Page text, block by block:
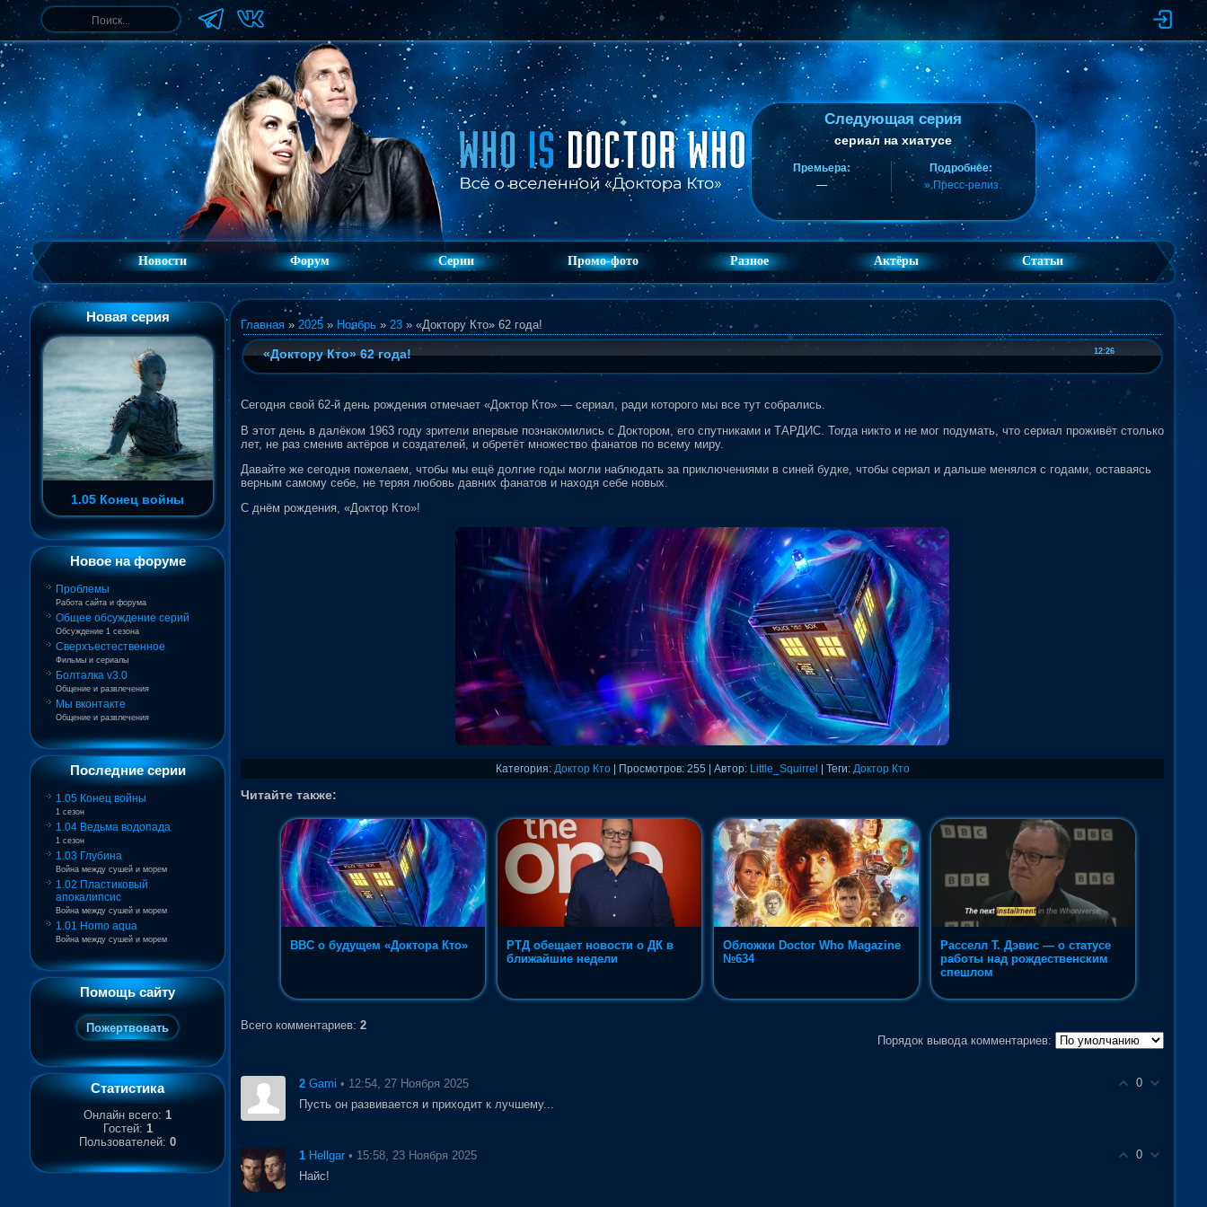
Следующая серия
сериал на хиатусе
Премьера:
—
Подробнее:
» Пресс-релиз
Новости Форум Серии Промо-фото Разное Актёры Статьи
Новая серия
1.05 Конец войны
Новое на форуме
Проблемы
Работа сайта и форума
Общее обсуждение серий
Обсуждение 1 сезона
Сверхъестественное
Фильмы и сериалы
Болталка v3.0
Общение и развлечения
Мы вконтакте
Общение и развлечения
Последние серии
1.05 Конец войны
1 сезон
1.04 Ведьма водопада
1 сезон
1.03 Глубина
Война между сушей и морем
1.02 Пластиковый
апокалипсис
Война между сушей и морем
1.01 Homo aqua
Война между сушей и морем
Помощь сайту
Статистика
Онлайн всего: 1
Гостей: 1
Пользователей: 0
Главная » 2025 » Ноябрь » 23 » «Доктору Кто» 62 года!
«Доктору Кто» 62 года! 12:26
Сегодня свой 62-й день рождения отмечает «Доктор Кто» — сериал, ради которого мы все тут собрались.
В этот день в далёком 1963 году зрители впервые познакомились с Доктором, его спутниками и ТАРДИС. Тогда никто и не мог подумать, что сериал проживёт столько
лет, не раз сменив актёров и создателей, и обретёт множество фанатов по всему миру.
Давайте же сегодня пожелаем, чтобы мы ещё долгие годы могли наблюдать за приключениями в синей будке, чтобы сериал и дальше менялся с годами, оставаясь
верным самому себе, не теряя любовь давних фанатов и находя себе новых.
С днём рождения, «Доктор Кто»!
Категория: Доктор Кто| Просмотров: 255 | Автор: Little_Squirrel | Теги: Доктор Кто
Читайте также:
BBC о будущем «Доктора Кто»
РТД обещает новости о ДК в
ближайшие недели
Обложки Doctor Who Magazine
№634
Расселл Т. Дэвис — о статусе
работы над рождественским
спешлом
Всего комментариев: 2
Порядок вывода комментариев:
0
2 Gami • 12:54, 27 Ноября 2025
Пусть он развивается и приходит к лучшему...
0
1 Hellgar • 15:58, 23 Ноября 2025
Найс!